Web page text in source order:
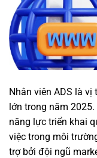
Nhân viên ADS là vị
lớn trong năm
năng lực triển khai
việc trong môi
trợ bởi đội ngũ